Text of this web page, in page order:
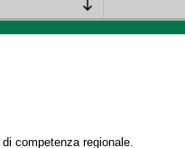
competenza regionale.